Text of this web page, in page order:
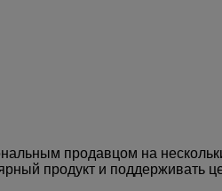
продавцом на
продукт и поддерживать